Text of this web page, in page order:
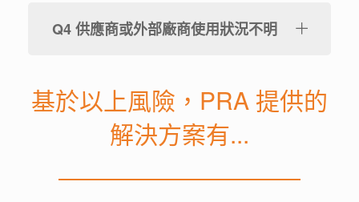
Q4 供應商或外部廠商使用狀況不明
基於以上風險，PRA 提供的
解決方案有...